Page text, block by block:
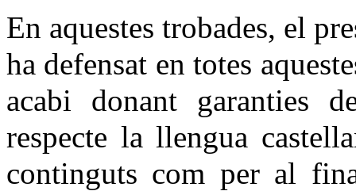
En aquestes trobades, el
ha defensat en totes
acabi donant garanties
respecte la llengua
continguts com per al